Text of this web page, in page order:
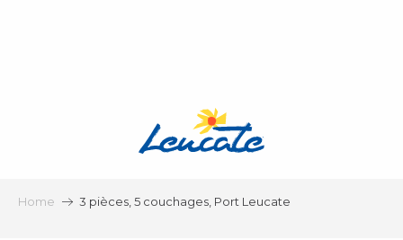
Home 3 pièces, 5 couchages, Port Leucate